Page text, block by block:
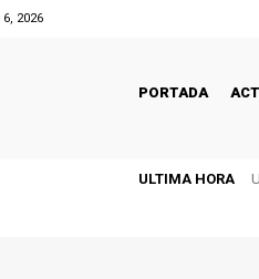
2026
PORTADA
ULTIMA HORA